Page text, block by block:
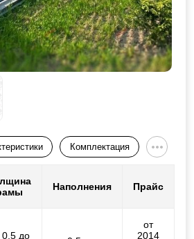
Комплектация
Наполнения Прайс
0,5 до
от
2014